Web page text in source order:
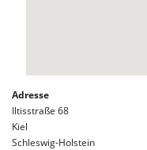
Adresse
Iltisstraße 68
Kiel
Schleswig-Holstein